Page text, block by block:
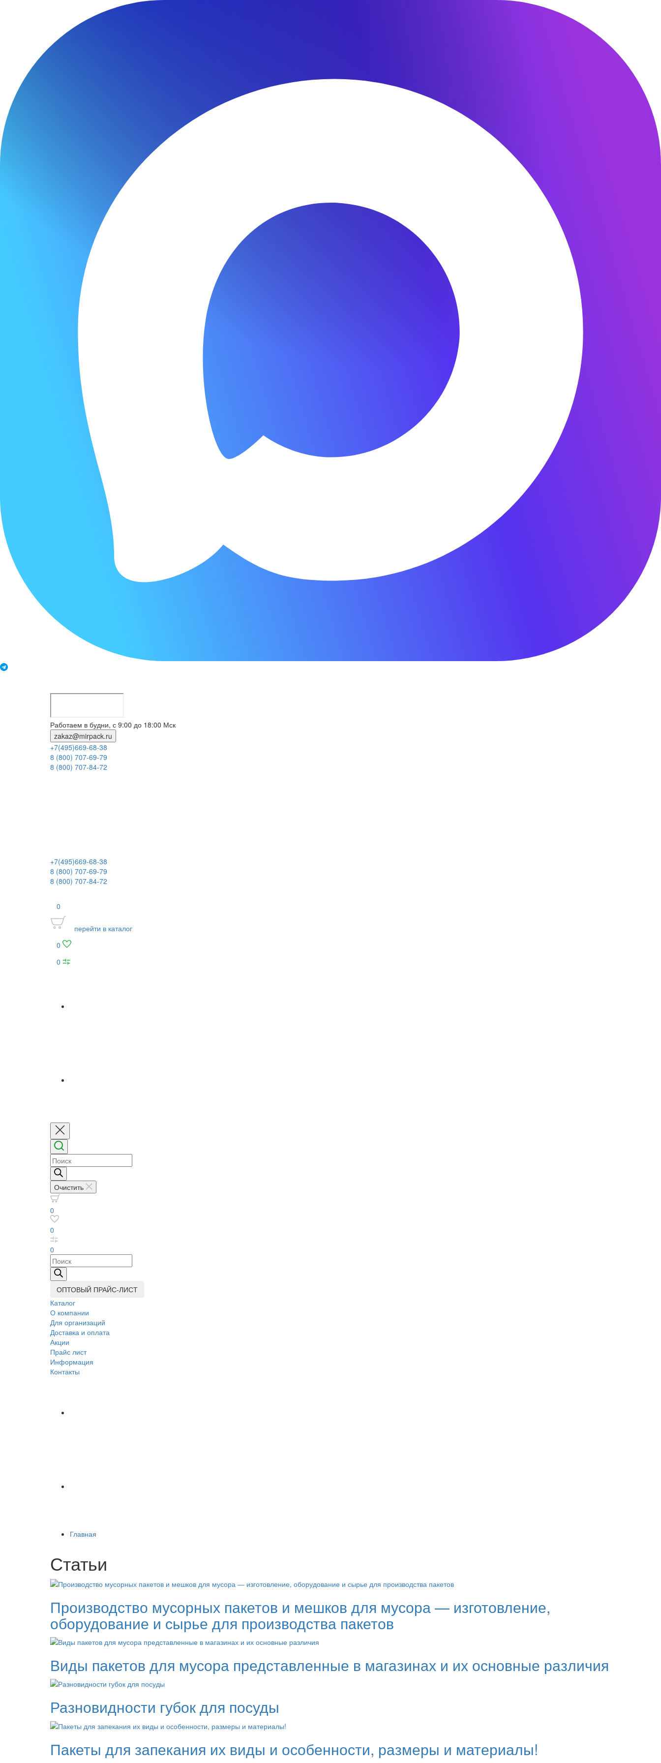
Работаем в будни, с 9:00 до 18:00 Мск
zakaz@mirpack.ru
+7(495)669-68-38
8 (800) 707-69-79
8 (800) 707-84-72
+7(495)669-68-38
8 (800) 707-69-79
8 (800) 707-84-72
0
перейти в каталог
0
0
Поиск
товаров
Очистить
0
0
0
Поиск
товаров
ОПТОВЫЙ ПРАЙС-ЛИСТ
Каталог
О компании
Для организаций
Доставка и оплата
Акции
Прайс лист
Информация
Контакты
Главная
Статьи
Производство мусорных пакетов и мешков для мусора — изготовление,
оборудование и сырье для производства пакетов
Виды пакетов для мусора представленные в магазинах и их основные различия
Разновидности губок для посуды
Пакеты для запекания их виды и особенности, размеры и материалы!